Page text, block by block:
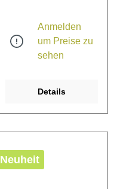
Anmelden
um Preise zu
sehen
Details
Neuheit